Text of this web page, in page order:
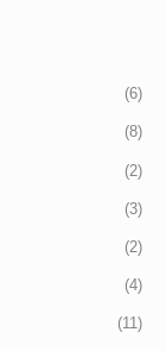
(6)
(8)
(2)
(3)
(2)
(4)
(11)